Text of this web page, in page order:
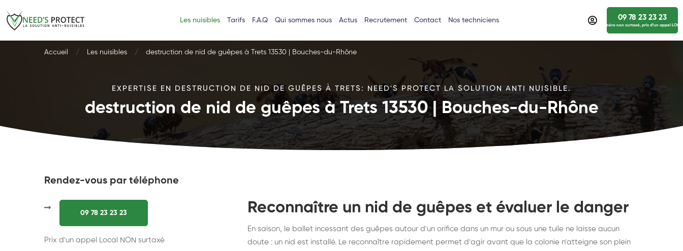
Les nuisibles Tarifs F.A.Q Qui sommes nous Actus Recrutement Contact Nos techniciens 09 78 23 23 23
numéro non surtaxé, prix d’un appel
Accueil Les nuisibles destruction de nid de guêpes à Trets 13530 | Bouches-du-Rhône
EXPERTISE EN DESTRUCTION DE NID DE GUÊPES À TRETS: NEED'S PROTECT LA SOLUTION ANTI NUISIBLE.
destruction de nid de guêpes à Trets 13530 | Bouches-du-Rhône
Rendez-vous par téléphone
09 78 23 23 23
Prix d'un appel Local NON surtaxé
Reconnaître un nid de guêpes et évaluer le danger
En saison, le ballet incessant des guêpes autour d'un orifice dans un mur ou sous une tuile ne laisse aucun
doute : un nid est installé. Le reconnaître rapidement permet d'agir avant que la colonie n'atteigne son plein